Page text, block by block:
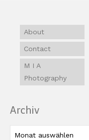
About
Contact
M I A
Photography
Archiv